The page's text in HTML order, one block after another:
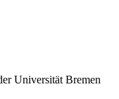
Universität Bremen